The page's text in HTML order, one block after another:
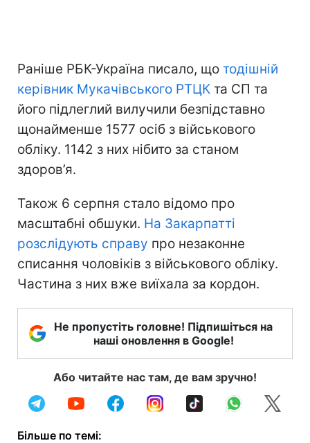
Раніше РБК-Україна писало, що тодішній
керівник Мукачівського РТЦК та СП та
його підлеглий вилучили безпідставно
щонайменше 1577 осіб з військового
обліку. 1142 з них нібито за станом
здоров’я.
Також 6 серпня стало відомо про
масштабні обшуки. На Закарпатті
розслідують справу про незаконне
списання чоловіків з військового обліку.
Частина з них вже виїхала за кордон.
Не пропустіть головне! Підпишіться на
наші оновлення в Google!
Або читайте нас там, де вам зручно!
Більше по темі: